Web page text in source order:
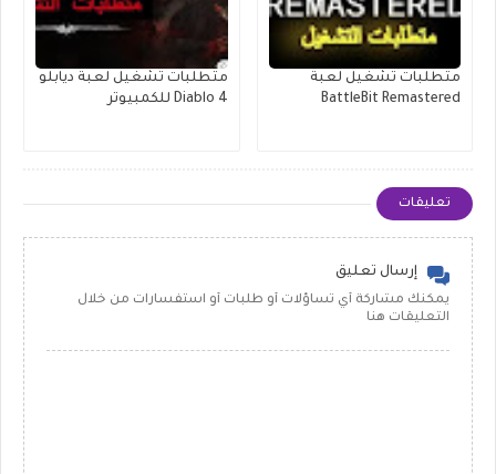
متطلبات تشغيل لعبة
BattleBit Remastered
متطلبات تشغيل لعبة ديابلو
Diablo 4 للكمبيوتر
تعليقات
إرسال تعليق
يمكنك مشاركة أي تساؤلات أو طلبات أو استفسارات من خلال
التعليقات هنا